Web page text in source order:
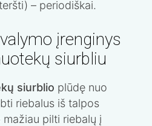
– periodiškai.
įrenginys
siurbliu
siurblio plūdę nuo
riebalus iš talpos
mažiau pilti riebalų į